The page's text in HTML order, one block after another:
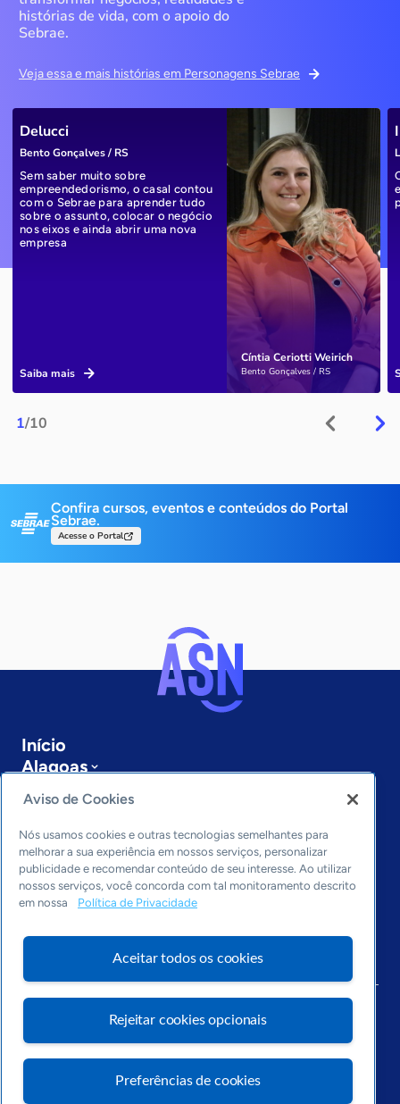
histórias de vida, com o apoio do
Sebrae.
Veja essa e mais histórias em Personagens Sebrae
1/10
Cíntia Ceriotti Weirich
Bento Gonçalves / RS
Delucci
Bento Gonçalves / RS
Sem saber muito sobre
empreendedorismo, o casal contou
com o Sebrae para aprender tudo
sobre o assunto, colocar o negócio
nos eixos e ainda abrir uma nova
empresa
Saiba mais
Confira cursos, eventos e conteúdos do Portal
Sebrae.
Acesse o Portal
Início
Alagoas
Sobre a ASN
Últimas notícias
Entre em contato
Editorias
Economia & Política
Inovação & Tecnologia
Cultura empreendedora
Arquivo
Aviso de Cookies
Nós usamos cookies e outras tecnologias semelhantes para
melhorar a sua experiência em nossos serviços, personalizar
publicidade e recomendar conteúdo de seu interesse. Ao utilizar
nossos serviços, você concorda com tal monitoramento descrito
em nossa
Política de Privacidade
Aceitar todos os cookies
Rejeitar cookies opcionais
Preferências de cookies